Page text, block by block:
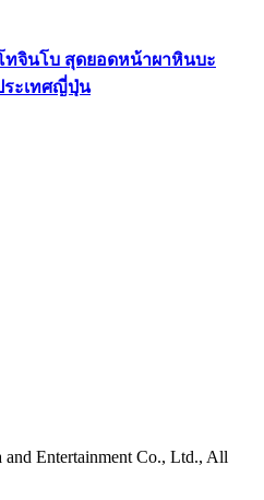
ทจินโบ สุดยอดหน้าผาหินบะ
ะเทศญี่ปุ่น
Entertainment Co., Ltd., All